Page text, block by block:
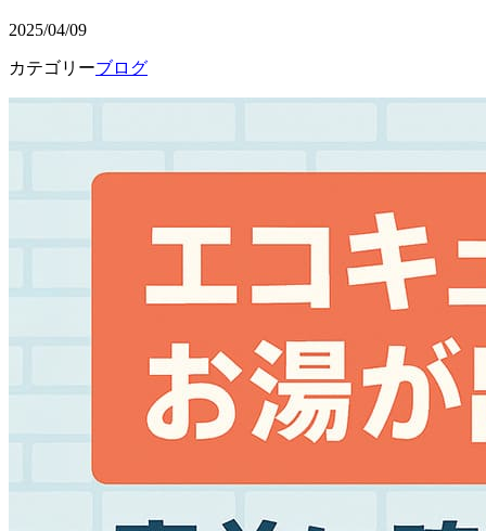
2025/04/09
カテゴリーブログ